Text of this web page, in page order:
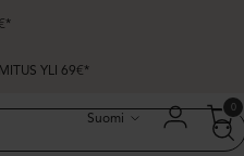
YLI 69€*
Suomi
0